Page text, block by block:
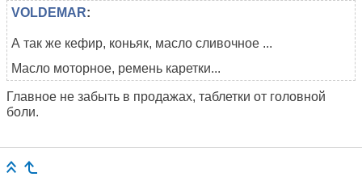
VOLDEMAR:
А так же кефир, коньяк, масло сливочное ...
Масло моторное, ремень каретки...
Главное не забыть в продажах, таблетки от головной
боли.